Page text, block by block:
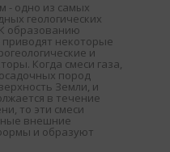
- одно из самых
геологических
образованию
приводят некоторые
и
Когда смеси газа,
пород
Земли, и
в течение
то эти смеси
внешние
и образуют